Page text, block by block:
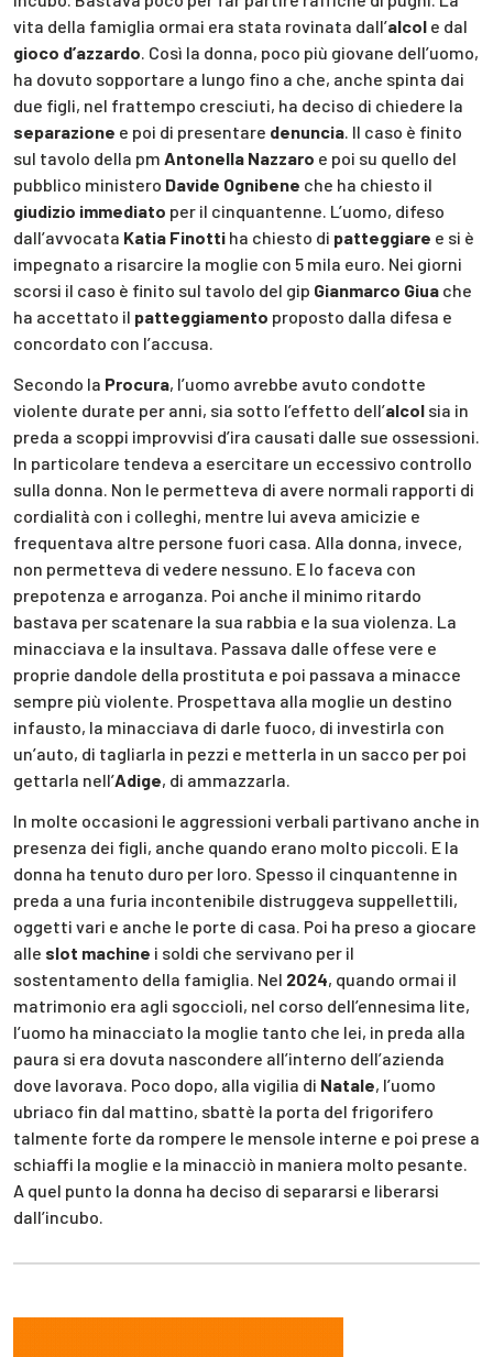
vita della famiglia ormai era stata rovinata dall’alcol e dal
gioco d’azzardo. Così la donna, poco più giovane dell’uomo,
ha dovuto sopportare a lungo fino a che, anche spinta dai
due figli, nel frattempo cresciuti, ha deciso di chiedere la
separazione e poi di presentare denuncia. Il caso è finito
sul tavolo della pm Antonella Nazzaro e poi su quello del
pubblico ministero Davide Ognibene che ha chiesto il
giudizio immediato per il cinquantenne. L’uomo, difeso
dall’avvocata Katia Finotti ha chiesto di patteggiare e si è
impegnato a risarcire la moglie con 5 mila euro. Nei giorni
scorsi il caso è finito sul tavolo del gip Gianmarco Giua che
ha accettato il patteggiamento proposto dalla difesa e
concordato con l’accusa.
Secondo la Procura, l’uomo avrebbe avuto condotte
violente durate per anni, sia sotto l’effetto dell’alcol sia in
preda a scoppi improvvisi d’ira causati dalle sue ossessioni.
In particolare tendeva a esercitare un eccessivo controllo
sulla donna. Non le permetteva di avere normali rapporti di
cordialità con i colleghi, mentre lui aveva amicizie e
frequentava altre persone fuori casa. Alla donna, invece,
non permetteva di vedere nessuno. E lo faceva con
prepotenza e arroganza. Poi anche il minimo ritardo
bastava per scatenare la sua rabbia e la sua violenza. La
minacciava e la insultava. Passava dalle offese vere e
proprie dandole della prostituta e poi passava a minacce
sempre più violente. Prospettava alla moglie un destino
infausto, la minacciava di darle fuoco, di investirla con
un’auto, di tagliarla in pezzi e metterla in un sacco per poi
gettarla nell’Adige, di ammazzarla.
In molte occasioni le aggressioni verbali partivano anche in
presenza dei figli, anche quando erano molto piccoli. E la
donna ha tenuto duro per loro. Spesso il cinquantenne in
preda a una furia incontenibile distruggeva suppellettili,
oggetti vari e anche le porte di casa. Poi ha preso a giocare
alle slot machine i soldi che servivano per il
sostentamento della famiglia. Nel 2024, quando ormai il
matrimonio era agli sgoccioli, nel corso dell’ennesima lite,
l’uomo ha minacciato la moglie tanto che lei, in preda alla
paura si era dovuta nascondere all’interno dell’azienda
dove lavorava. Poco dopo, alla vigilia di Natale, l’uomo
ubriaco fin dal mattino, sbattè la porta del frigorifero
talmente forte da rompere le mensole interne e poi prese a
schiaffi la moglie e la minacciò in maniera molto pesante.
A quel punto la donna ha deciso di separarsi e liberarsi
dall’incubo.